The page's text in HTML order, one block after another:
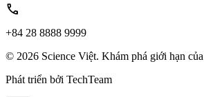
call
+84 28 8888 9999
© 2026 Science Việt. Khám phá giới hạn
Phát triển bởi TechTeam